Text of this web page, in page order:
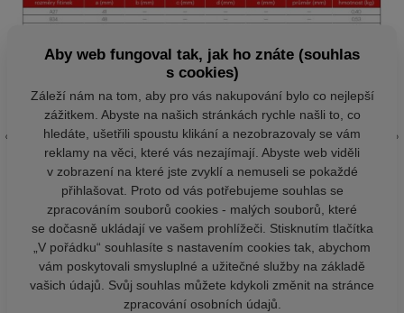
Aby web fungoval tak, jak ho znáte (souhlas
s cookies)
Záleží nám na tom, aby pro vás nakupování bylo co nejlepší
zážitkem. Abyste na našich stránkách rychle našli to, co
hledáte, ušetřili spoustu klikání a nezobrazovaly se vám
reklamy na věci, které vás nezajímají. Abyste web viděli
v zobrazení na které jste zvyklí a nemuseli se pokaždé
přihlašovat. Proto od vás potřebujeme souhlas se
zpracováním souborů cookies - malých souborů, které
se dočasně ukládají ve vašem prohlížeči. Stisknutím tlačítka
„V pořádku“ souhlasíte s nastavením cookies tak, abychom
vám poskytovali smysluplné a užitečné služby na základě
vašich údajů. Svůj souhlas můžete kdykoli změnit na stránce
zpracování osobních údajů.